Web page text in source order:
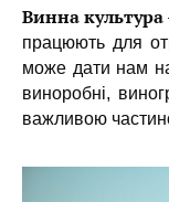
Винна
працюють для
може дати нам
виноробні,
важливою